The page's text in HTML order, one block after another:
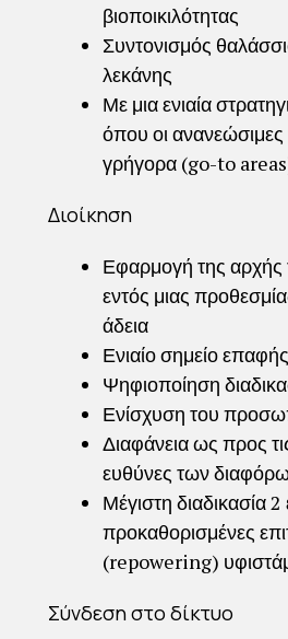
βιοποικιλότητας
Συντονισμός
λεκάνης
Με μια ενιαία
όπου οι ανανεώσιμες
γρήγορα (go-to
Διοίκηση
Εφαρμογή της αρχής
εντός μιας
άδεια
Ενιαίο σημείο
Ψηφιοποίηση
Ενίσχυση του
Διαφάνεια ως προς
ευθύνες των
Μέγιστη διαδικασία
προκαθορισμένες
(repowering)
Σύνδεση στο δίκτυο